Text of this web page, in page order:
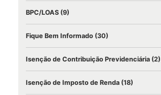
BPC/LOAS (9)
Fique Bem Informado (30)
Isenção de Contribuição Previdenciária (2)
Isenção de Imposto de Renda (18)